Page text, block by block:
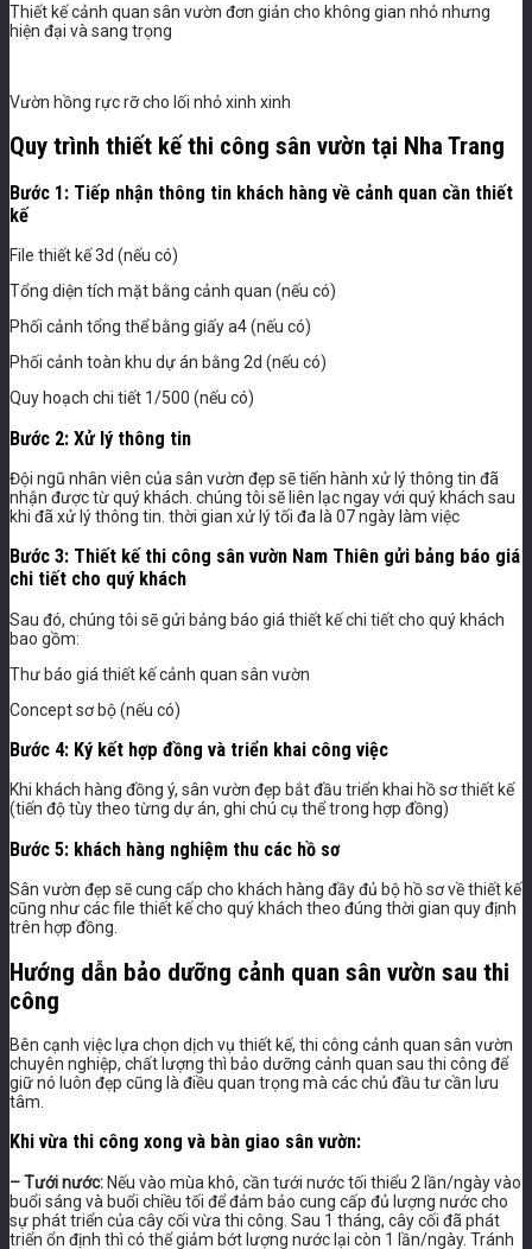
Thiết kế cảnh quan sân vườn đơn giản cho không gian nhỏ nhưng
hiện đại và sang trọng
Vườn hồng rực rỡ cho lối nhỏ xinh xinh
Quy trình thiết kế thi công sân vườn tại Nha Trang
Bước 1: Tiếp nhận thông tin khách hàng về cảnh quan cần thiết
kế
File thiết kế 3d (nếu có)
Tổng diện tích mặt bằng cảnh quan (nếu có)
Phối cảnh tổng thể bằng giấy a4 (nếu có)
Phối cảnh toàn khu dự án bằng 2d (nếu có)
Quy hoạch chi tiết 1/500 (nếu có)
Bước 2: Xử lý thông tin
Đội ngũ nhân viên của sân vườn đẹp sẽ tiến hành xử lý thông tin đã
nhận được từ quý khách. chúng tôi sẽ liên lạc ngay với quý khách sau
khi đã xử lý thông tin. thời gian xử lý tối đa là 07 ngày làm việc
Bước 3: Thiết kế thi công sân vườn Nam Thiên gửi bảng báo giá
chi tiết cho quý khách
Sau đó, chúng tôi sẽ gửi bảng báo giá thiết kế chi tiết cho quý khách
bao gồm:
Thư báo giá thiết kế cảnh quan sân vườn
Concept sơ bộ (nếu có)
Bước 4: Ký kết hợp đồng và triển khai công việc
Khi khách hàng đồng ý, sân vườn đẹp bắt đầu triển khai hồ sơ thiết kế
(tiến độ tùy theo từng dự án, ghi chú cụ thể trong hợp đồng)
Bước 5: khách hàng nghiệm thu các hồ sơ
Sân vườn đẹp sẽ cung cấp cho khách hàng đầy đủ bộ hồ sơ về thiết kế
cũng như các file thiết kế cho quý khách theo đúng thời gian quy định
trên hợp đồng.
Hướng dẫn bảo dưỡng cảnh quan sân vườn sau thi
công
Bên cạnh việc lựa chọn dịch vụ thiết kế, thi công cảnh quan sân vườn
chuyên nghiệp, chất lượng thì bảo dưỡng cảnh quan sau thi công để
giữ nó luôn đẹp cũng là điều quan trọng mà các chủ đầu tư cần lưu
tâm.
Khi vừa thi công xong và bàn giao sân vườn:
– Tưới nước: Nếu vào mùa khô, cần tưới nước tối thiểu 2 lần/ngày vào
buổi sáng và buổi chiều tối để đảm bảo cung cấp đủ lượng nước cho
sự phát triển của cây cối vừa thi công. Sau 1 tháng, cây cối đã phát
triển ổn định thì có thể giảm bớt lượng nước lại còn 1 lần/ngày. Tránh